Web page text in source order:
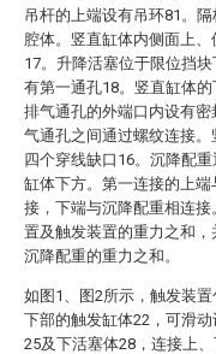
吊杆的上端设有吊环81。
腔体。竖直缸体内侧面上
17。升降活塞位于限位挡
有第一通孔18。竖直缸体
排气通孔的外端口内设有
气通孔之间通过螺纹连接
四个穿线缺口16。沉降配
缸体下方。第一连接的上
接，下端与沉降配重相连
置及触发装置的重力之和
沉降配重的重力之和。
如图1、图2所示，触发装
下部的触发缸体22，可滑
25及下活塞体28，连接上